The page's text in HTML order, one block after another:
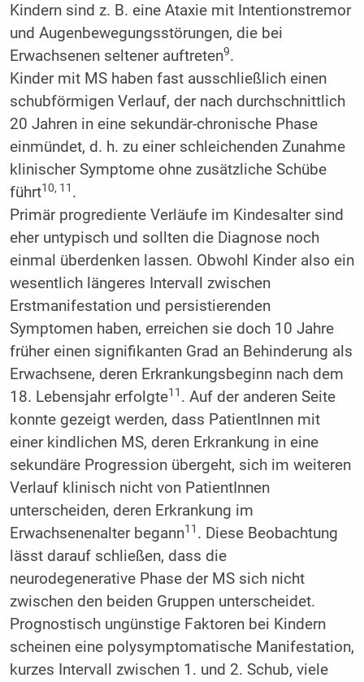
Kindern sind z. B. eine Ataxie mit Intentionstremor
und Augenbewegungsstörungen, die bei
Erwachsenen seltener auftreten9.
Kinder mit MS haben fast ausschließlich einen
schubförmigen Verlauf, der nach durchschnittlich
20 Jahren in eine sekundär-chronische Phase
einmündet, d. h. zu einer schleichenden Zunahme
klinischer Symptome ohne zusätzliche Schübe
führt10, 11 .
Primär progrediente Verläufe im Kindesalter sind
eher untypisch und sollten die Diagnose noch
einmal überdenken lassen. Obwohl Kinder also ein
wesentlich längeres Intervall zwischen
Erstmanifestation und persistierenden
Symptomen haben, erreichen sie doch 10 Jahre
früher einen signifikanten Grad an Behinderung als
Erwachsene, deren Erkrankungsbeginn nach dem
18. Lebensjahr erfolgte11 . Auf der anderen Seite
konnte gezeigt werden, dass PatientInnen mit
einer kindlichen MS, deren Erkrankung in eine
sekundäre Progression übergeht, sich im weiteren
Verlauf klinisch nicht von PatientInnen
unterscheiden, deren Erkrankung im
Erwachsenenalter begann11 . Diese Beobachtung
lässt darauf schließen, dass die
neurodegenerative Phase der MS sich nicht
zwischen den beiden Gruppen unterscheidet.
Prognostisch ungünstige Faktoren bei Kindern
scheinen eine polysymptomatische Manifestation,
kurzes Intervall zwischen 1. und 2. Schub, viele